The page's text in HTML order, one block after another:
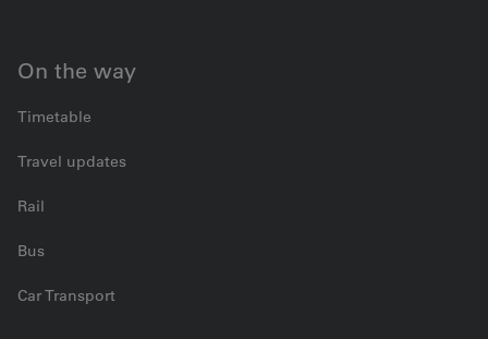
On the way
Timetable
Travel updates
Rail
Bus
Car Transport